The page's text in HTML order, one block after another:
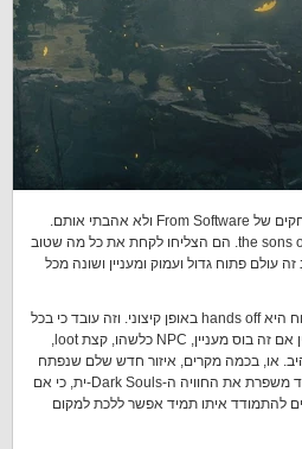
היו לי חששות, כי בעבר ניסיתי משחקים של From Software ולא אהבתי אותם.
אבל מה אני אגיד, the sons of bitches did it. הם הצליחו לקחת את כל מה שטוב
עולם פתוח גדול ועמוק ומעניין ושונה מכל
הגישה של Elden Ring לעולם פתוח היא hands off באופן קיצוני. וזה עובד כי בכל
פינה יש דברים מעניינים למצוא, בין אם זה בוס מעניין, NPC כלשהו, קצת loot,
או, בכמה מקרים, איזור חדש שלם שנפתח
לכם פתאום. והפתיחות הזו גם מאוד משפרת את החוויה ה-Dark Souls-ית, כי אם
להתמודד איתו תמיד אפשר ללכת למקום